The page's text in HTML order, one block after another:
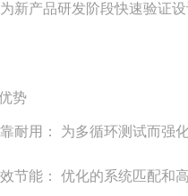
新产品研发阶段快速验证
势
耐用： 为多循环测试而强
节能： 优化的系统匹配和